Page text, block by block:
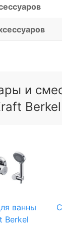
и
Berkel
ванны
Berkel